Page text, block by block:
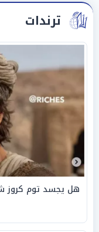
ترندات
هل يجسد توم كروز